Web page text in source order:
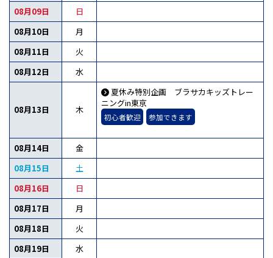
08月09日
日
08月10日
月
08月11日
火
08月12日
水
08月13日 木
夏休み特別企画 ブラサカキッズトレー
ニングin東京
初心者歓迎 参加できます
08月14日
金
08月15日
土
08月16日
日
08月17日
月
08月18日
火
08月19日
水